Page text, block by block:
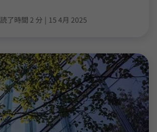
読了時間 2 分 | 15 4月 2025